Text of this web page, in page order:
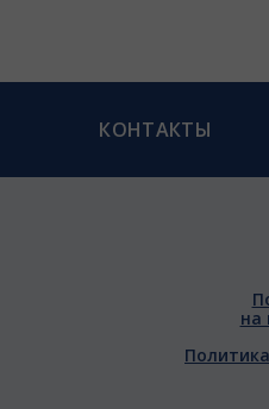
КОНТАКТЫ
на